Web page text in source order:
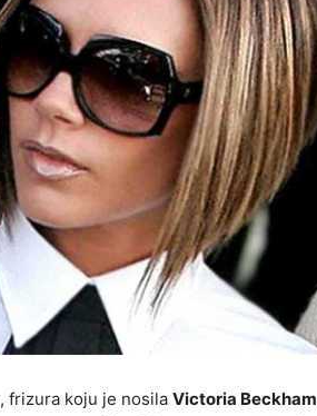
, frizura koju je nosila Victoria Beckham